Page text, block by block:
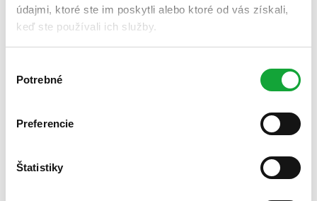
údajmi, ktoré ste im poskytli alebo ktoré od vás získali,
keď ste používali ich služby.
súhlasu
Potrebné
Preferencie
Štatistiky